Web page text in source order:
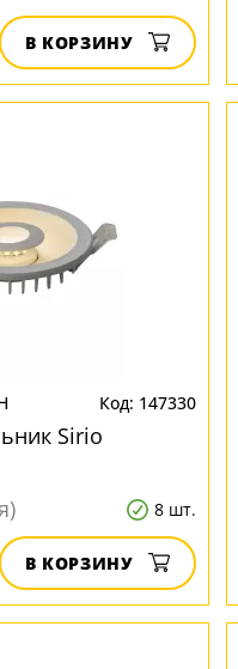
В КОРЗИНУ
147330
Sirio
8 шт.
В КОРЗИНУ